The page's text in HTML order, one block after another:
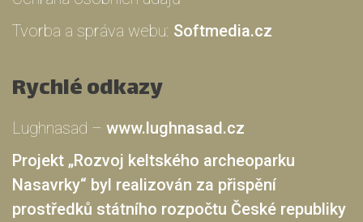
Tvorba a správa webu: Softmedia.cz
Rychlé odkazy
Lughnasad – www.lughnasad.cz
Projekt „Rozvoj keltského archeoparku
Nasavrky“ byl realizován za přispění
prostředků státního rozpočtu České republiky